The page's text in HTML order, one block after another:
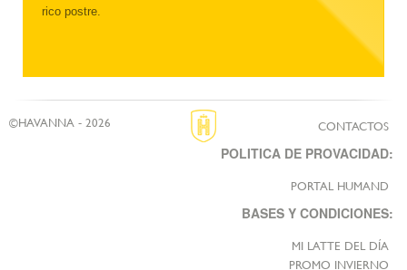
rico postre.
©HAVANNA - 2026 CONTACTOS
POLITICA DE PROVACIDAD:
PORTAL HUMAND
BASES Y CONDICIONES:
MI LATTE DEL DÍA
PROMO INVIERNO